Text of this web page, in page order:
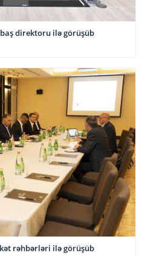
direktoru ilə görüşüb
rəhbərləri ilə görüşüb